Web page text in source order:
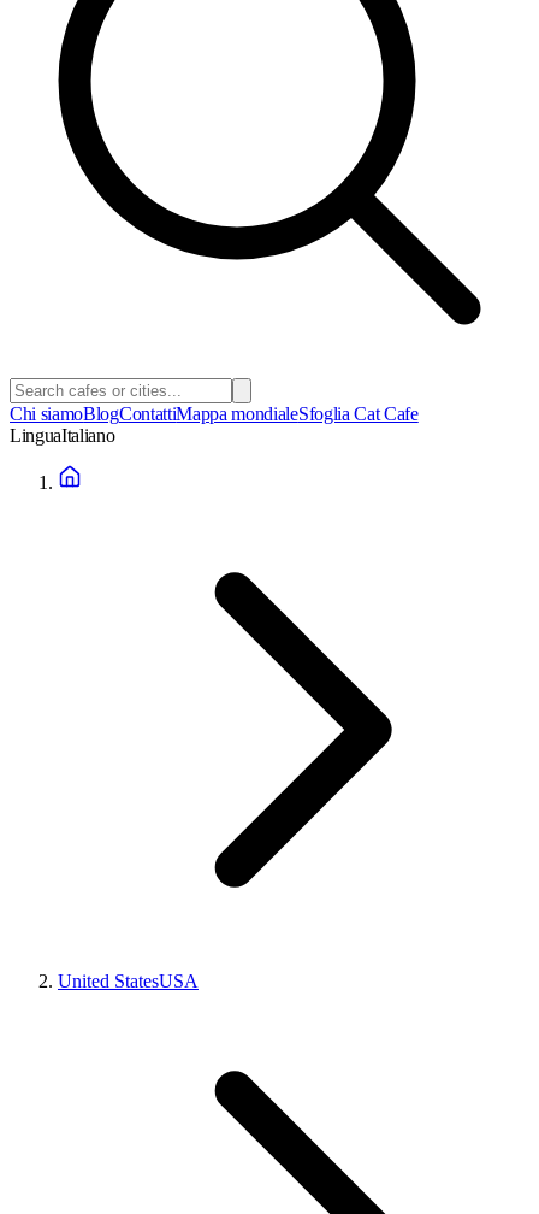
Chi siamoBlogContattiMappa mondialeSfoglia Cat Cafe
LinguaItaliano
United StatesUSA